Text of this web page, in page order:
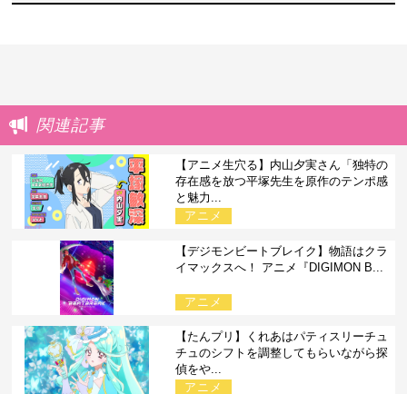
関連記事
【アニメ生穴る】内山夕実さん「独特の
存在感を放つ平塚先生を原作のテンポ感
と魅力...
アニメ
【デジモンビートブレイク】物語はクラ
イマックスへ！ アニメ『DIGIMON B...
アニメ
【たんプリ】くれあはパティスリーチュ
チュのシフトを調整してもらいながら探
偵をや...
アニメ